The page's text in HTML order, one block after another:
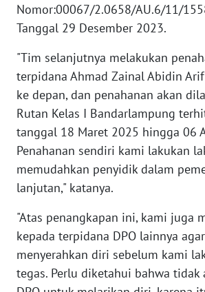
Nomor:00067/2.0658/AU.6/11/
Tanggal 29 Desember 2023.
"Tim selanjutnya melakukan
terpidana Ahmad Zainal Abidin
ke depan, dan penahanan akan
Rutan Kelas I Bandarlampung
tanggal 18 Maret 2025 hingga 06
Penahanan sendiri kami lakukan
memudahkan penyidik dalam
lanjutan," katanya.
"Atas penangkapan ini, kami juga
kepada terpidana DPO lainnya
menyerahkan diri sebelum kami
tegas. Perlu diketahui bahwa tidak
WN
BABEL
WN
SUMBAR
SUMSEL
WN
BENGKULU
WN
LAMPUNG
WN